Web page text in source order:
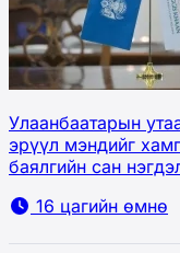
Улаанбаатарын
эрүүл мэндийг
баялгийн сан
16 цагийн өмнө